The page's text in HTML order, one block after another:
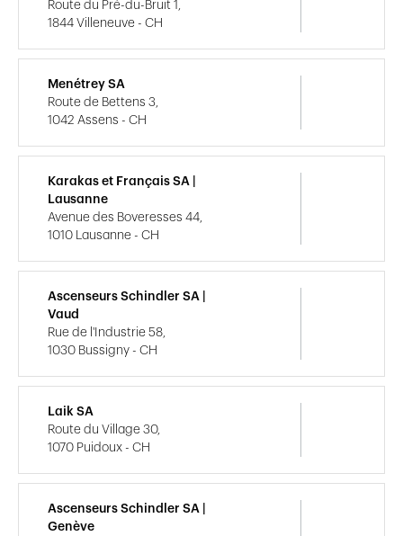
Route du Pré-du-Bruit 1,
1844 Villeneuve - CH
Menétrey SA
Route de Bettens 3,
1042 Assens - CH
Karakas et Français SA |
Lausanne
Avenue des Boveresses 44,
1010 Lausanne - CH
Ascenseurs Schindler SA |
Vaud
Rue de l'Industrie 58,
1030 Bussigny - CH
Laik SA
Route du Village 30,
1070 Puidoux - CH
Ascenseurs Schindler SA |
Genève